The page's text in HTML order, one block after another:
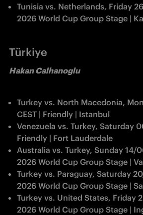
Tunisia vs. Netherlands, Friday
2026 World Cup Group Stage |
Türkiye
Hakan Calhanoglu
Turkey vs. North Macedonia,
CEST | Friendly | Istanbul
Venezuela vs. Turkey, Saturday
Friendly | Fort Lauderdale
Australia vs. Turkey, Sunday 14/
2026 World Cup Group Stage |
Turkey vs. Paraguay, Saturday
2026 World Cup Group Stage |
Turkey vs. United States, Friday
2026 World Cup Group Stage |